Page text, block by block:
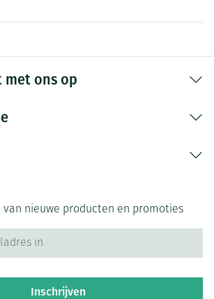
met ons op
van nieuwe producten en promoties
Inschrijven